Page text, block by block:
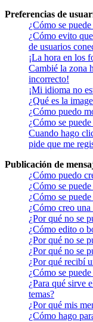
Preferencias de
¿Cómo se
¿Cómo evito
de usuarios
¡La hora en los
Cambié la zona
incorrecto!
¡Mi idioma no
¿Qué es la
¿Cómo puedo
¿Cómo se
Cuando hago
pide que me
Publicación de
¿Cómo puedo
¿Cómo se
¿Cómo se
¿Cómo creo una
¿Por qué no se
¿Cómo edito o
¿Por qué no se
¿Por qué no se
¿Por qué recibí
¿Cómo se
¿Para qué sirve
temas?
¿Por qué mis
¿Cómo hago